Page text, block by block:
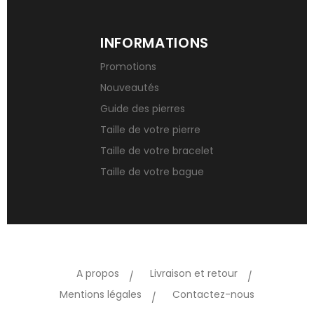
INFORMATIONS
Promotions
Nouveautés
Guide des pierres
Taille de votre pierre
Taille de votre bracelet
Taille de votre bague
A propos
Livraison et retour
Mentions légales
Contactez-nous